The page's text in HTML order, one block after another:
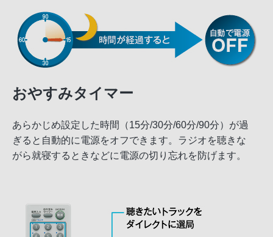
おやすみタイマー
あらかじめ設定した時間（15分/30分/60分/90分）が過
ぎると自動的に電源をオフできます。ラジオを聴きな
がら就寝するときなどに電源の切り忘れを防げます。